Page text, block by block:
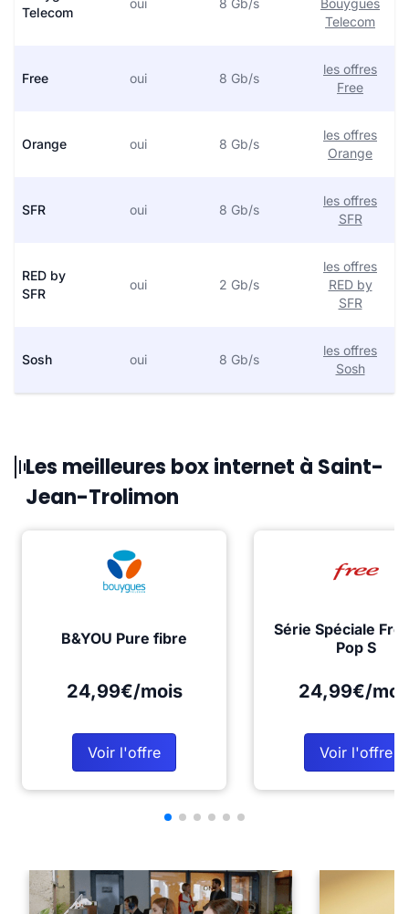
Telecom
oui 8 Gb/s
Bouygues
Telecom
Free oui 8 Gb/s
les offres
Free
Orange oui 8 Gb/s
les offres
Orange
SFR oui 8 Gb/s
les offres
SFR
RED by
SFR
oui 2 Gb/s
les offres
RED by
SFR
Sosh oui 8 Gb/s
les offres
Sosh
Les meilleures box internet à Saint-
Jean-Trolimon
B&YOU Pure fibre
24,99€/mois
Voir l'offre
Série Spéciale
Pop S
24,99€/
Voir l'offre